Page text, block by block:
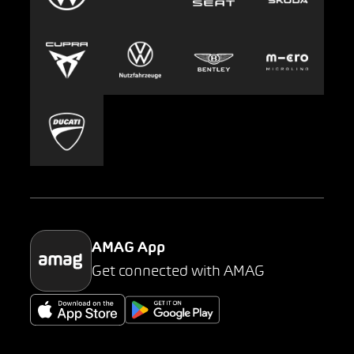
Europcar
Carsharing
Mobility-as-a-Service
Parking
Jobs & Karriere
Presse
AMAG App
Get connected with AMAG